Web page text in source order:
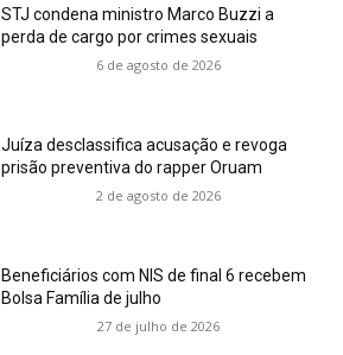
STJ condena ministro Marco Buzzi a
perda de cargo por crimes sexuais
6 de agosto de 2026
Juíza desclassifica acusação e revoga
prisão preventiva do rapper Oruam
2 de agosto de 2026
Beneficiários com NIS de final 6 recebem
Bolsa Família de julho
27 de julho de 2026